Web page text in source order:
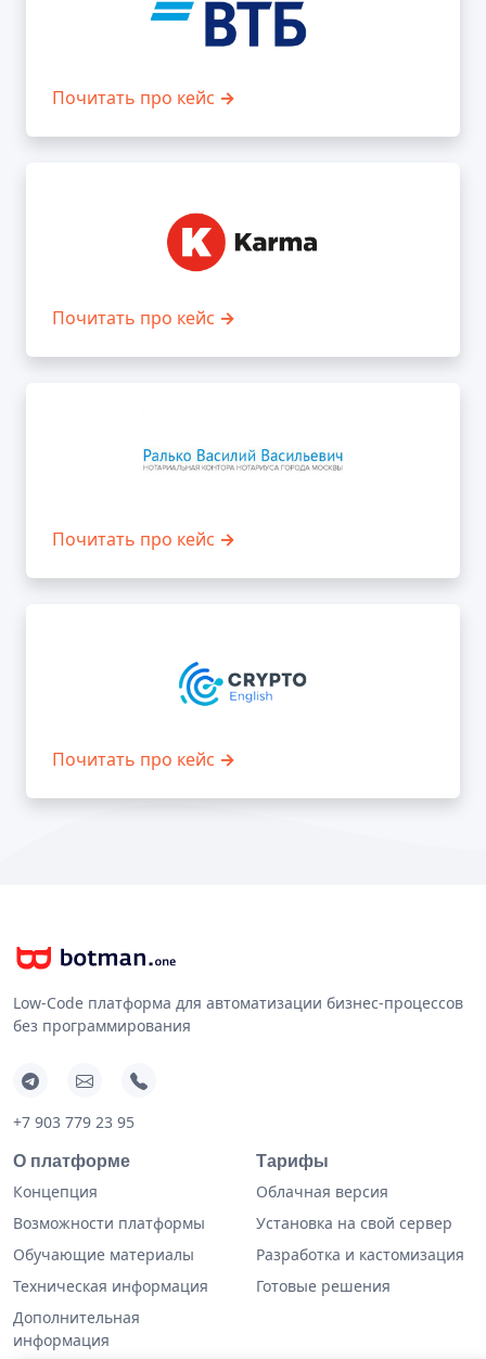
Почитать про кейс →
Почитать про кейс →
Почитать про кейс →
Почитать про кейс →
Low-Code платформа для автоматизации бизнес-процессов
без программирования
+7 903 779 23 95
О платформе
Концепция
Возможности платформы
Обучающие материалы
Техническая информация
Дополнительная
информация
Тарифы
Облачная версия
Установка на свой сервер
Разработка и кастомизация
Готовые решения